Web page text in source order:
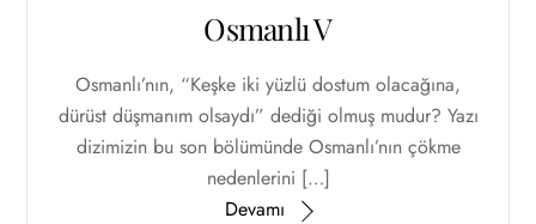
Osmanlı V
Osmanlı’nın, “Keşke iki yüzlü dostum olacağına,
dürüst düşmanım olsaydı” dediği olmuş mudur? Yazı
dizimizin bu son bölümünde Osmanlı’nın çökme
nedenlerini […]
Devamı